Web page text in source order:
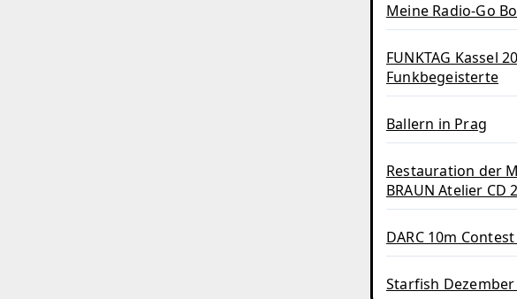
Meine Radio-Go
FUNKTAG Kassel
Funkbegeisterte
Ballern in Prag
Restauration der
BRAUN Atelier CD
DARC 10m
Starfish Dezember